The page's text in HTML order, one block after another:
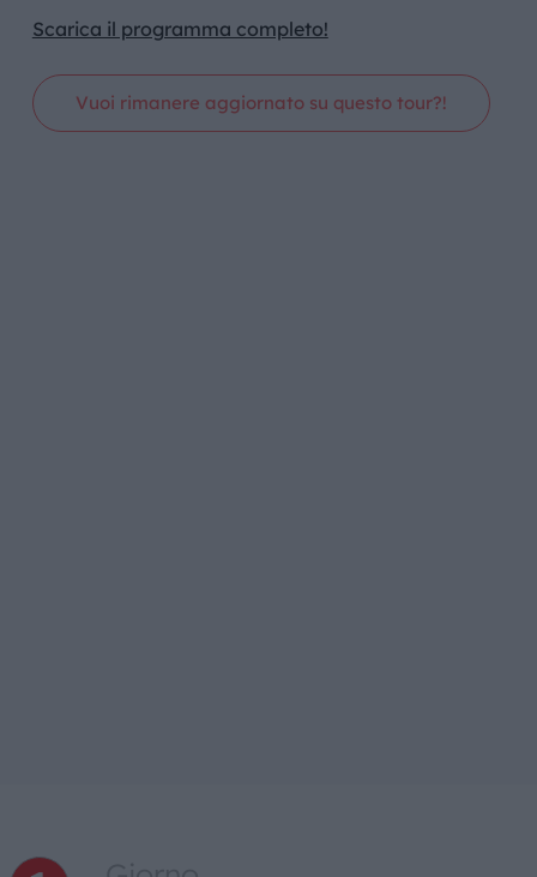
Scarica il programma completo!
Vuoi rimanere aggiornato su questo tour?!